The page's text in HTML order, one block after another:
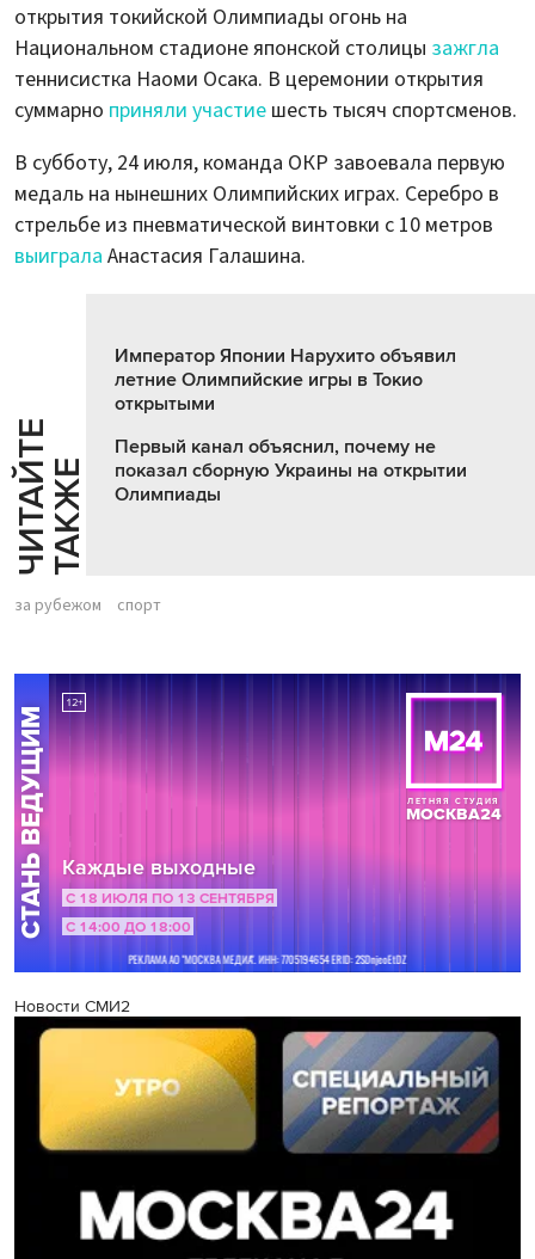
открытия токийской Олимпиады огонь на
Национальном стадионе японской столицы зажгла
теннисистка Наоми Осака. В церемонии открытия
суммарно приняли участие шесть тысяч спортсменов.
В субботу, 24 июля, команда ОКР завоевала первую
медаль на нынешних Олимпийских играх. Серебро в
стрельбе из пневматической винтовки с 10 метров
выиграла Анастасия Галашина.
Ч
И
Т
АЙ
Т
Е
Т
А
К
ЖЕ
Император Японии Нарухито объявил
летние Олимпийские игры в Токио
открытыми
Первый канал объяснил, почему не
показал сборную Украины на открытии
Олимпиады
за рубежом спорт
Новости СМИ2